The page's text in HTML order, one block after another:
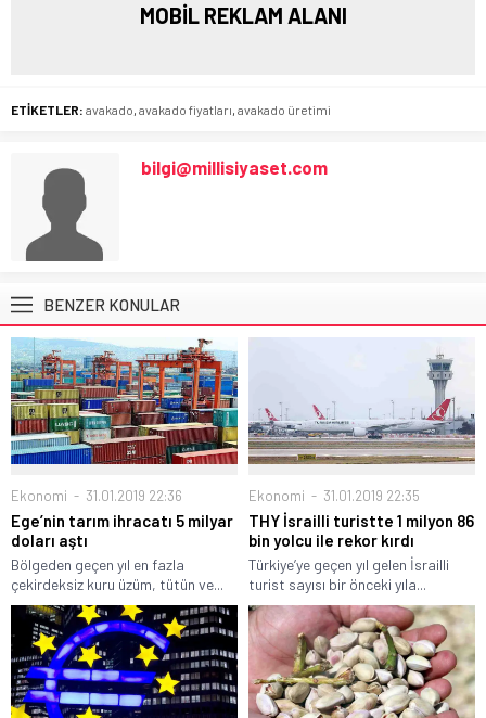
MOBİL REKLAM ALANI
ETİKETLER: avakado, avakado fiyatları, avakado üretimi
bilgi@millisiyaset.com
BENZER KONULAR
Ekonomi 31.01.2019 22:36
Ege’nin tarım ihracatı 5 milyar
doları aştı
Bölgeden geçen yıl en fazla
çekirdeksiz kuru üzüm, tütün ve...
Ekonomi 31.01.2019 22:35
THY İsrailli turistte 1 milyon 86
bin yolcu ile rekor kırdı
Türkiye’ye geçen yıl gelen İsrailli
turist sayısı bir önceki yıla...